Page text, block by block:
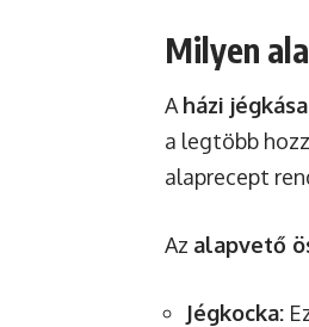
Milyen
A házi jégkása
a legtöbb
alaprecept
Az alapvető
Jégkocka: